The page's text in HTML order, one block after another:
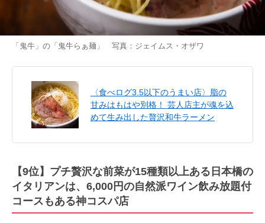
「鬼牛」の「鬼牛らぁ麺」 写真：ジェイムス・オザワ
〈食べログ3.5以下のうまい店〉脂の
甘みはもはや別格！ 芸人店主が魂を込
めて生み出した贅沢和牛ラーメン
【9位】プチ贅沢な前菜が15種類以上ある日本橋の
イタリアンは、6,000円の自然派ワイン飲み放題付
コースもある神コスパ店